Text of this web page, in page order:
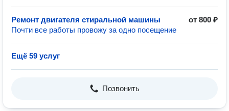
Ремонт двигателя стиральной машины
от 800 ₽
Почти все работы провожу за одно посещение
Ещё 59 услуг
Позвонить